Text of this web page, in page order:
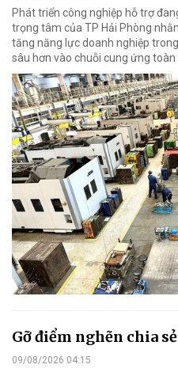
Phát triển công nghiệp hỗ trợ
trọng tâm của TP Hải Phòng
tăng năng lực doanh nghiệp
sâu hơn vào chuỗi cung ứng toàn
Gỡ điểm nghẽn chia
09/08/2026 04:15